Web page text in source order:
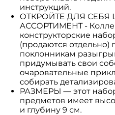
инструкций.
ОТКРОЙТЕ ДЛЯ
АССОРТИМЕНТ -
конструкторские
(продаются отдельно)
поклонникам
придумывать свои
очаровательные
собирать
РАЗМЕРЫ — этот
предметов имеет
и глубину 9 см.